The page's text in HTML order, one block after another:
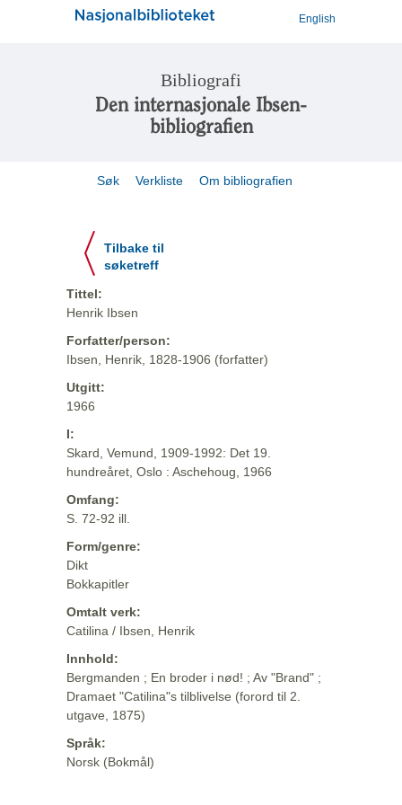
English
Bibliografi
Den internasjonale Ibsen-
bibliografien
Søk Verkliste Om bibliografien
Tilbake til
søketreff
Tittel:
Henrik Ibsen
Forfatter/person:
Ibsen, Henrik, 1828-1906 (forfatter)
Utgitt:
1966
I:
Skard, Vemund, 1909-1992: Det 19.
hundreåret, Oslo : Aschehoug, 1966
Omfang:
S. 72-92 ill.
Form/genre:
Dikt
Bokkapitler
Omtalt verk:
Catilina / Ibsen, Henrik
Innhold:
Bergmanden ; En broder i nød! ; Av "Brand" ;
Dramaet "Catilina"s tilblivelse (forord til 2.
utgave, 1875)
Språk:
Norsk (Bokmål)